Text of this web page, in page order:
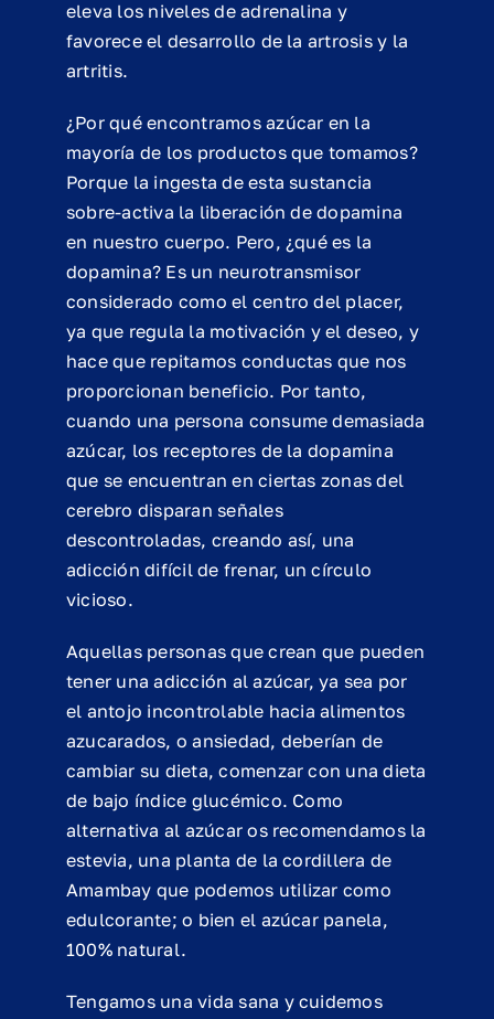
eleva los niveles de adrenalina y
favorece el desarrollo de la artrosis y la
artritis.
¿Por qué encontramos azúcar en la
mayoría de los productos que tomamos?
Porque la ingesta de esta sustancia
sobre-activa la liberación de dopamina
en nuestro cuerpo. Pero, ¿qué es la
dopamina? Es un neurotransmisor
considerado como el centro del placer,
ya que regula la motivación y el deseo, y
hace que repitamos conductas que nos
proporcionan beneficio. Por tanto,
cuando una persona consume demasiada
azúcar, los receptores de la dopamina
que se encuentran en ciertas zonas del
cerebro disparan señales
descontroladas, creando así, una
adicción difícil de frenar, un círculo
vicioso.
Aquellas personas que crean que pueden
tener una adicción al azúcar, ya sea por
el antojo incontrolable hacia alimentos
azucarados, o ansiedad, deberían de
cambiar su dieta, comenzar con una dieta
de bajo índice glucémico. Como
alternativa al azúcar os recomendamos la
estevia, una planta de la cordillera de
Amambay que podemos utilizar como
edulcorante; o bien el azúcar panela,
100% natural.
Tengamos una vida sana y cuidemos